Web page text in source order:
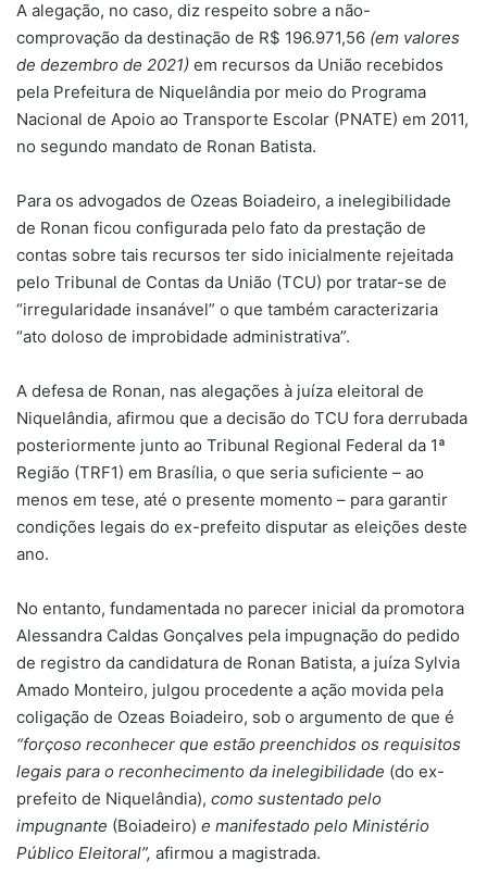
A alegação, no caso, diz respeito sobre a não-
comprovação da destinação de R$ 196.971,56 (em valores
de dezembro de 2021) em recursos da União recebidos
pela Prefeitura de Niquelândia por meio do Programa
Nacional de Apoio ao Transporte Escolar (PNATE) em 2011,
no segundo mandato de Ronan Batista.
Para os advogados de Ozeas Boiadeiro, a inelegibilidade
de Ronan ficou configurada pelo fato da prestação de
contas sobre tais recursos ter sido inicialmente rejeitada
pelo Tribunal de Contas da União (TCU) por tratar-se de
“irregularidade insanável” o que também caracterizaria
“ato doloso de improbidade administrativa”.
A defesa de Ronan, nas alegações à juíza eleitoral de
Niquelândia, afirmou que a decisão do TCU fora derrubada
posteriormente junto ao Tribunal Regional Federal da 1ª
Região (TRF1) em Brasília, o que seria suficiente – ao
menos em tese, até o presente momento – para garantir
condições legais do ex-prefeito disputar as eleições deste
ano.
No entanto, fundamentada no parecer inicial da promotora
Alessandra Caldas Gonçalves pela impugnação do pedido
de registro da candidatura de Ronan Batista, a juíza Sylvia
Amado Monteiro, julgou procedente a ação movida pela
coligação de Ozeas Boiadeiro, sob o argumento de que é
“forçoso reconhecer que estão preenchidos os requisitos
legais para o reconhecimento da inelegibilidade (do ex-
prefeito de Niquelândia), como sustentado pelo
impugnante (Boiadeiro) e manifestado pelo Ministério
Público Eleitoral”, afirmou a magistrada.